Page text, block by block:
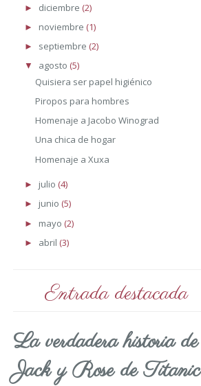
► diciembre (2)
► noviembre (1)
► septiembre (2)
▼ agosto (5)
Quisiera ser papel higiénico
Piropos para hombres
Homenaje a Jacobo Winograd
Una chica de hogar
Homenaje a Xuxa
► julio (4)
► junio (5)
► mayo (2)
► abril (3)
Entrada destacada
La verdadera historia de
Jack y Rose de Titanic